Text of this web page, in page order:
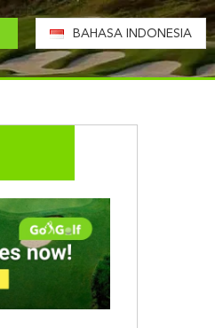
BAHASA INDONESIA